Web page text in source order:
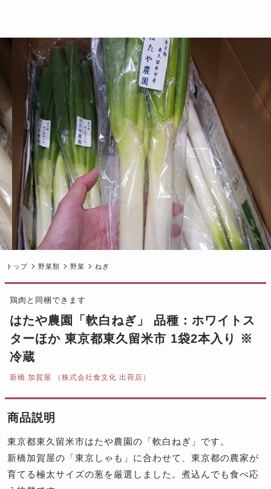
トップ 野菜類 野菜 ねぎ
鶏肉と同梱できます
はたや農園「軟白ねぎ」 品種：ホワイトス
ターほか 東京都東久留米市 1袋2本入り ※
冷蔵
新橋 加賀屋 （株式会社食文化 出荷店）
商品説明
東京都東久留米市はたや農園の「軟白ねぎ」です。
新橋加賀屋の「東京しゃも」に合わせて、東京都の農家が
育てる極太サイズの葱を厳選しました。煮込んでも食べ応